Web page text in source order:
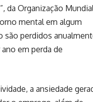
da Organização
mental em algum
são perdidos
em perda de
a ansiedade